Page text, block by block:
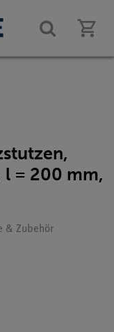
l = 200 mm,
& Zubehör